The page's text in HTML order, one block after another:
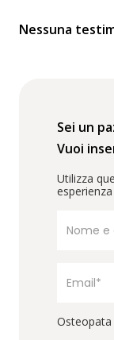
Nessuna
Sei un
Vuoi
Utilizza
esperienza
Osteopata